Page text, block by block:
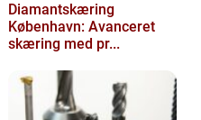
Diamantskæring
København: Avanceret
skæring med pr...